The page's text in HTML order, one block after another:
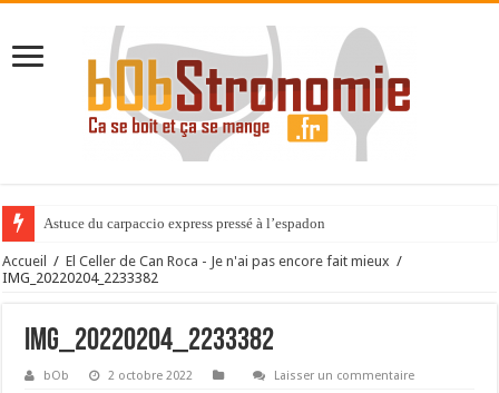
Astuce du carpaccio express pressé à l’espadon
Accueil / El Celler de Can Roca - Je n'ai pas encore fait mieux /
IMG_20220204_2233382
IMG_20220204_2233382
bOb 2 octobre 2022 Laisser un commentaire